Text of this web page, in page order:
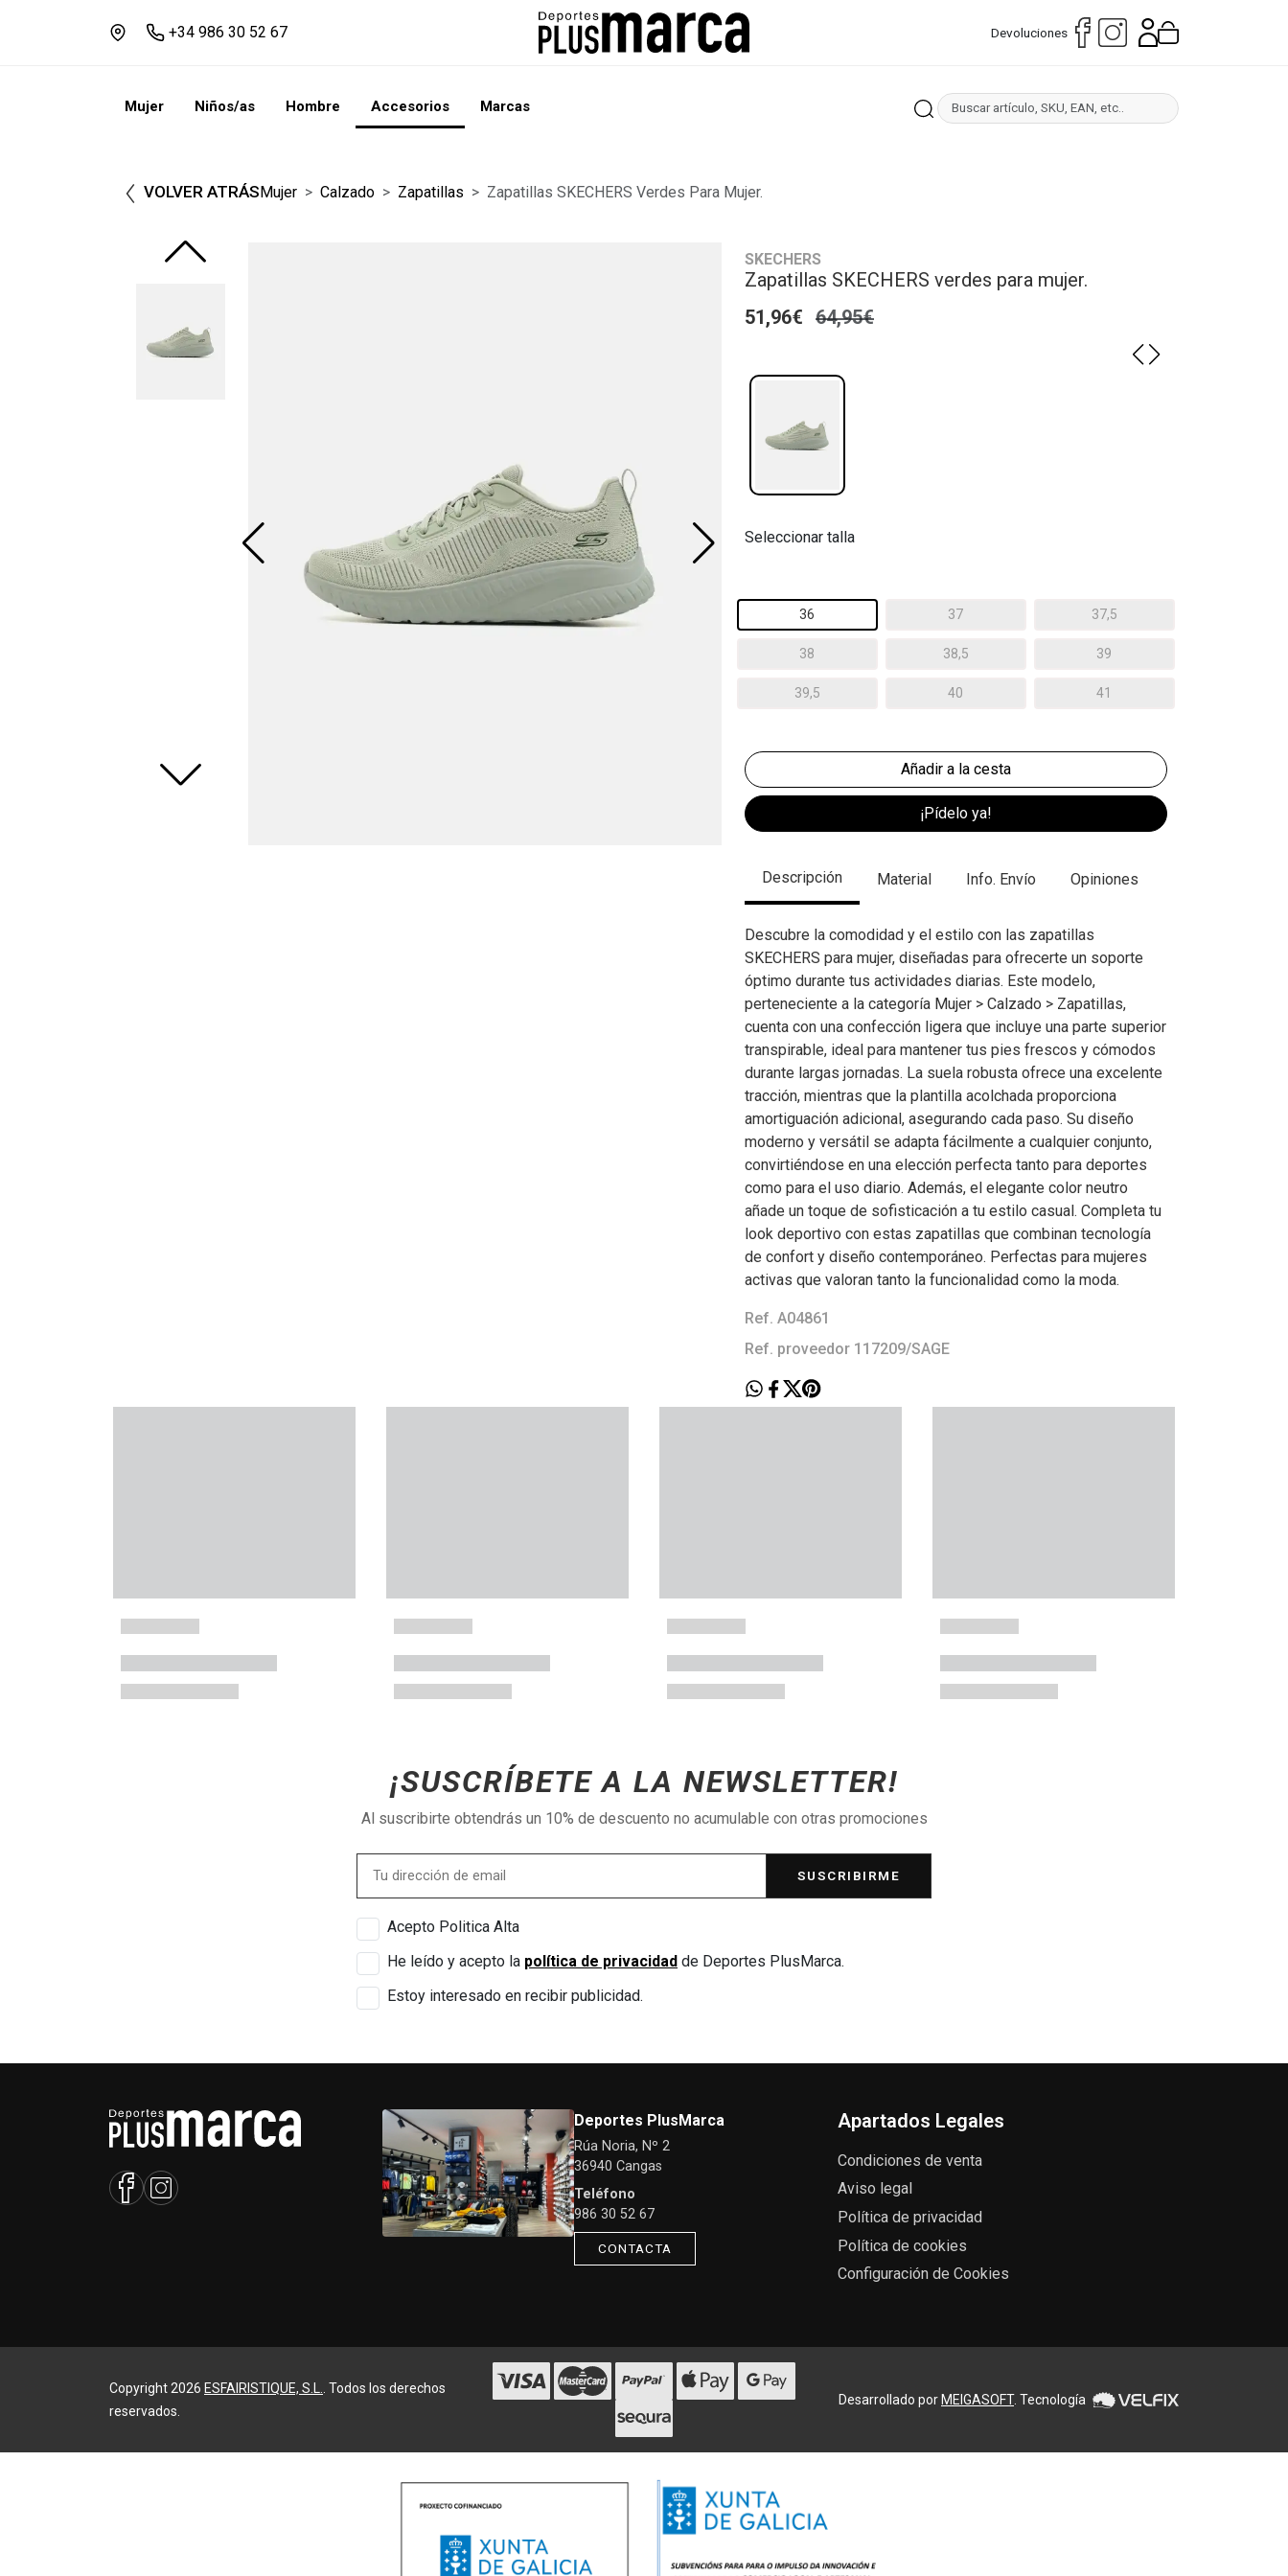
+34 986 30 52 67 Devoluciones
Mujer Niños/as Hombre Accesorios Marcas
VOLVER ATRÁSMujer Calzado Zapatillas Zapatillas SKECHERS Verdes Para Mujer.
SKECHERS
Zapatillas SKECHERS verdes para mujer.
51,96€ 64,95€
Seleccionar talla
36 37 37,5
38 38,5 39
39,5 40 41
¡Pídelo ya!
Descripción Material Info. Envío Opiniones
Descubre la comodidad y el estilo con las zapatillas
SKECHERS para mujer, diseñadas para ofrecerte un soporte
óptimo durante tus actividades diarias. Este modelo,
perteneciente a la categoría Mujer > Calzado > Zapatillas,
cuenta con una confección ligera que incluye una parte superior
transpirable, ideal para mantener tus pies frescos y cómodos
durante largas jornadas. La suela robusta ofrece una excelente
tracción, mientras que la plantilla acolchada proporciona
amortiguación adicional, asegurando cada paso. Su diseño
moderno y versátil se adapta fácilmente a cualquier conjunto,
convirtiéndose en una elección perfecta tanto para deportes
como para el uso diario. Además, el elegante color neutro
añade un toque de sofisticación a tu estilo casual. Completa tu
look deportivo con estas zapatillas que combinan tecnología
de confort y diseño contemporáneo. Perfectas para mujeres
activas que valoran tanto la funcionalidad como la moda.
Ref. A04861
Ref. proveedor 117209/SAGE
¡SUSCRÍBETE A LA NEWSLETTER!
Al suscribirte obtendrás un 10% de descuento no acumulable con otras promociones
SUSCRIBIRME
Acepto Politica Alta
He leído y acepto la política de privacidad de Deportes PlusMarca.
Estoy interesado en recibir publicidad.
Deportes PlusMarca
Rúa Noria, Nº 2
36940 Cangas
Teléfono
986 30 52 67
CONTACTA
Apartados Legales
Condiciones de venta
Aviso legal
Política de privacidad
Política de cookies
Configuración de Cookies
Copyright 2026 ESFAIRISTIQUE, S.L.
. Todos los derechos
reservados.
Desarrollado por MEIGASOFT. Tecnología